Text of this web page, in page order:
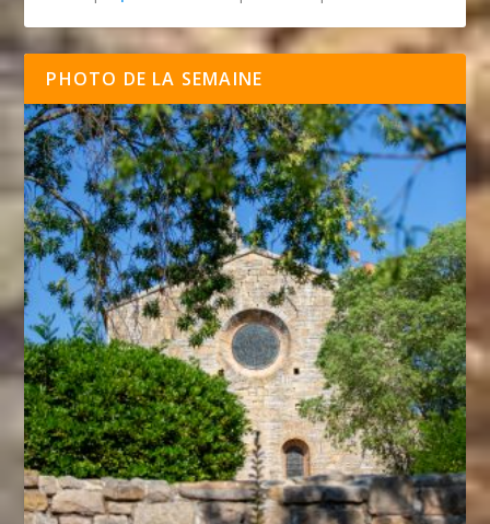
PHOTO DE LA SEMAINE